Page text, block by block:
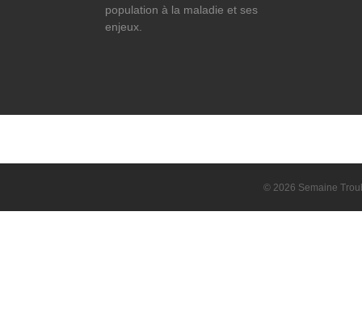
population à la maladie et ses
enjeux.
© 2026 Semaine